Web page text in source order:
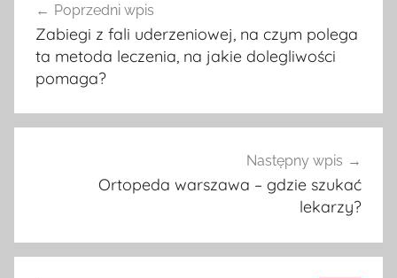
wpisu
Poprzedni wpis
Zabiegi z fali uderzeniowej, na czym polega
ta metoda leczenia, na jakie dolegliwości
pomaga?
Następny wpis
Ortopeda warszawa – gdzie szukać
lekarzy?